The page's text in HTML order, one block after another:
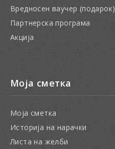
Вредносен ваучер (подарок)
Партнерска програма
Акција
Моја сметка
Моја сметка
Историја на нарачки
Листа на желби